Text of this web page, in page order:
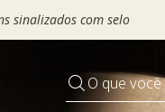
sinalizados com selo
O que